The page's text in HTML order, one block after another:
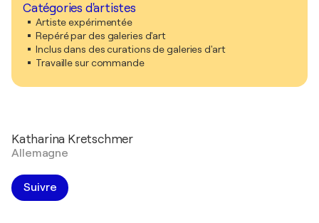
Catégories d'artistes
Artiste expérimentée
Repéré par des galeries d'art
Inclus dans des curations de galeries d'art
Travaille sur commande
Katharina Kretschmer
Allemagne
Suivre